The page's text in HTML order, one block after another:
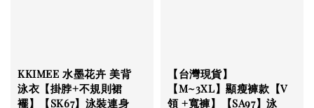
KKIMEE 水墨花卉 美背
泳衣【掛脖+不規則裙
襬】【SK67】泳裝連身
【台灣現貨】
【M~3XL】顯瘦褲款【V
領 +寬褲】【SA97】泳